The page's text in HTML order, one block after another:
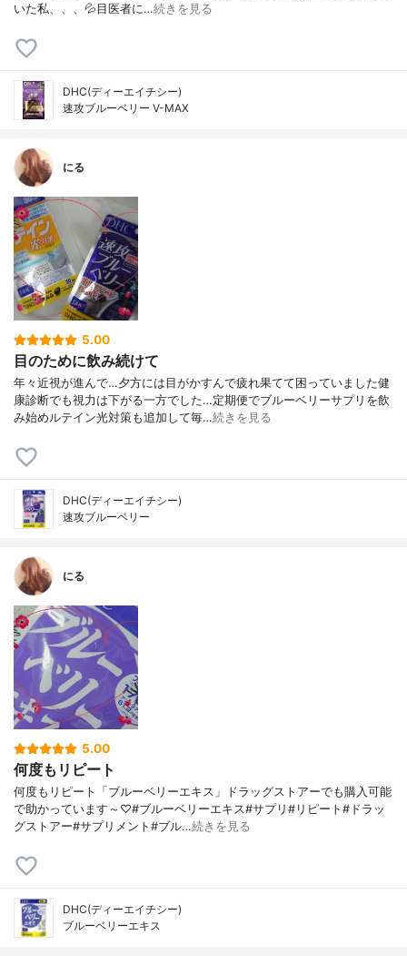
いた私、、、💦目医者に…続きを見る
DHC(ディーエイチシー)
速攻ブルーベリー V-MAX
にる
5.00
目のために飲み続けて
年々近視が進んで…夕方には目がかすんで疲れ果てて困っていました健
康診断でも視力は下がる一方でした…定期便でブルーベリーサプリを飲
み始めルテイン光対策も追加して毎…続きを見る
DHC(ディーエイチシー)
速攻ブルーベリー
にる
5.00
何度もリピート
何度もリピート「ブルーベリーエキス」ドラッグストアーでも購入可能
で助かっています～♡#ブルーベリーエキス#サプリ#リピート#ドラッ
グストアー#サプリメント#ブル…続きを見る
DHC(ディーエイチシー)
ブルーベリーエキス